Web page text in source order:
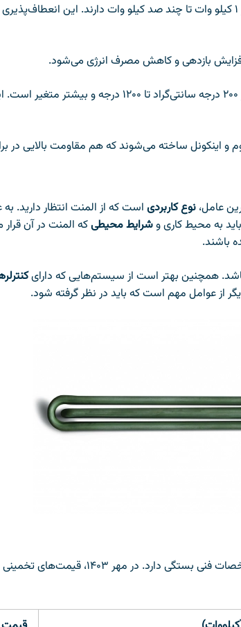
المنت‌های سه فاز با توجه به نیازهای مختلف صنعتی، توان‌های متفاوتی از ۱ کیلو وات تا چند صد
بسته به جنس المنت و نوع کاربرد آن، محدوده دمایی این المنت‌ها
و اینکونل ساخته می‌شوند که هم مقاومت بالایی در
عامل، نوع کاربردیاست که از المنت انتظار دارید. به
به محیط کاری وشرایط محیطیکه المنت در آن
باشند.
همچنین بهتر است از سیستم‌هایی که دارای
از عوامل مهم است که باید در نظر گرفته شود.
قیمت المنت صنعتی سه فاز به عوامل مختلفی از جمله